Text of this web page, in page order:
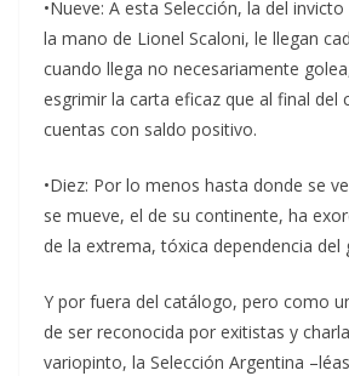
•Nueve: A esta Selección, la del
la mano de Lionel Scaloni, le llegan
cuando llega no necesariamente
esgrimir la carta eficaz que al final del
cuentas con saldo positivo.
•Diez: Por lo menos hasta donde se
se mueve, el de su continente, ha
de la extrema, tóxica dependencia del
Y por fuera del catálogo, pero como
de ser reconocida por exitistas y
variopinto, la Selección Argentina